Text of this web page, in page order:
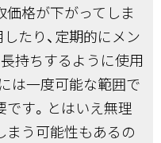
価格が下がってしま
たり、定期的にメン
持ちするように使用
は一度可能な範囲で
す。とはいえ無理
まう可能性もあるの